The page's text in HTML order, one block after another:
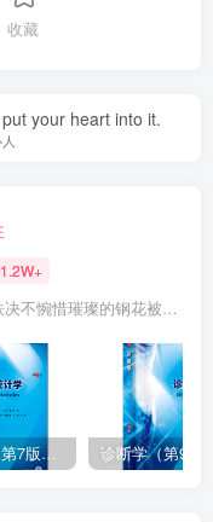
收藏
your heart into it.
为了走上成材的道路，钢铁决不惋惜璀璨的钢花被遗弃
医学统计学（第7版）李康主编_人卫版教材.PDF电子书下载